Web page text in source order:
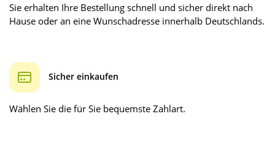
Sie erhalten Ihre Bestellung schnell und sicher direkt nach
Hause oder an eine Wunschadresse innerhalb Deutschlands.
Sicher einkaufen
Wählen Sie die für Sie bequemste Zahlart.